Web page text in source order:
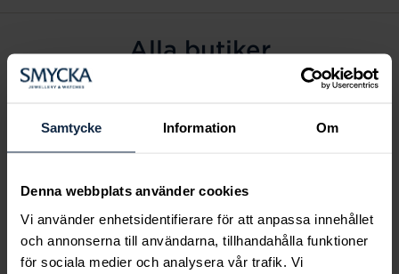
Samtycke Information Om
Denna webbplats använder cookies
Vi använder enhetsidentifierare för att anpassa innehållet
och annonserna till användarna, tillhandahålla funktioner
för sociala medier och analysera vår trafik. Vi
Alla butiker
Alingsås
Arvidsjaur
Eksjö
Fagersta
Farsta